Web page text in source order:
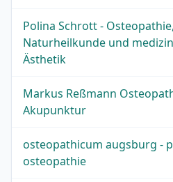
Polina Schrott - Osteopathie,
Naturheilkunde und
Ästhetik
Markus Reßmann
Akupunktur
osteopathicum augsburg -
osteopathie